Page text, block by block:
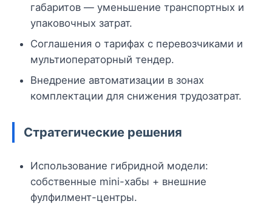
габаритов — уменьшение транспортных и
упаковочных затрат.
Соглашения о тарифах с перевозчиками и
мультиоператорный тендер.
Внедрение автоматизации в зонах
комплектации для снижения трудозатрат.
Стратегические решения
Использование гибридной модели:
собственные mini-хабы + внешние
фулфилмент-центры.